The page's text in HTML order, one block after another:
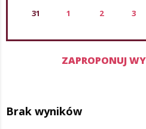
31 1 2 3
ZAPROPONUJ
Brak wyników